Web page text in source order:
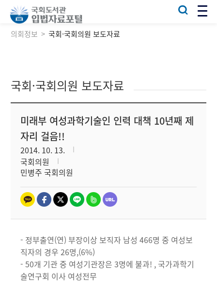
의회정보 국회·국회의원 보도자료
국회·국회의원 보도자료
미래부 여성과학기술인 인력 대책 10년째 제
자리 걸음!!
2014. 10. 13.
국회의원
민병주 국회의원
- 정부출연(연) 부장이상 보직자 남성 466명 중 여성보
직자의 경우 26명,(6%)
- 50개 기관 중 여성기관장은 3명에 불과! , 국가과학기
술연구회 이사 여성전무